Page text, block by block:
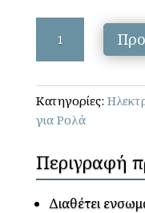
LRS
2215
-
Ηλεκτρονική
πλακέτα
τον
αυτοματισμό
τεντών
Κατηγορίες:
για Ρολά
Περιγραφή
Διαθέτει